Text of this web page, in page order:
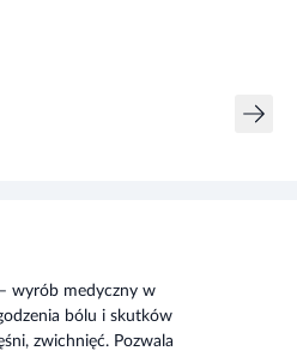
wyrób medyczny w
bólu i skutków
zwichnięć. Pozwala